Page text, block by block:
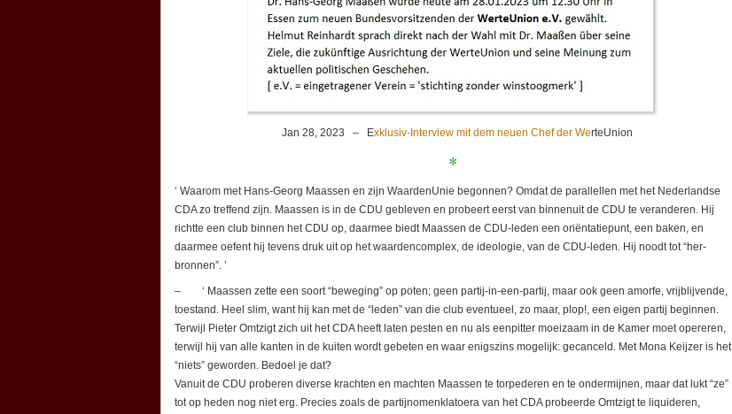
Jan 28, 2023 – Exklusiv-Interview mit dem neuen Chef der WerteUnion
*
‘ Waarom met Hans-Georg Maassen en zijn WaardenUnie begonnen? Omdat de parallellen met het Nederlandse
CDA zo treffend zijn. Maassen is in de CDU gebleven en probeert eerst van binnenuit de CDU te veranderen. Hij
richtte een club binnen het CDU op, daarmee biedt Maassen de CDU-leden een oriëntatiepunt, een baken, en
daarmee oefent hij tevens druk uit op het waardencomplex, de ideologie, van de CDU-leden. Hij noodt tot “her-
bronnen”. ’
– ‘ Maassen zette een soort “beweging” op poten; geen partij-in-een-partij, maar ook geen amorfe, vrijblijvende,
toestand. Heel slim, want hij kan met de “leden” van die club eventueel, zo maar, plop!, een eigen partij beginnen.
Terwijl Pieter Omtzigt zich uit het CDA heeft laten pesten en nu als eenpitter moeizaam in de Kamer moet opereren,
terwijl hij van alle kanten in de kuiten wordt gebeten en waar enigszins mogelijk: gecanceld. Met Mona Keijzer is het
“niets” geworden. Bedoel je dat?
Vanuit de CDU proberen diverse krachten en machten Maassen te torpederen en te ondermijnen, maar dat lukt “ze”
tot op heden nog niet erg. Precies zoals de partijnomenklatoera van het CDA probeerde Omtzigt te liquideren,